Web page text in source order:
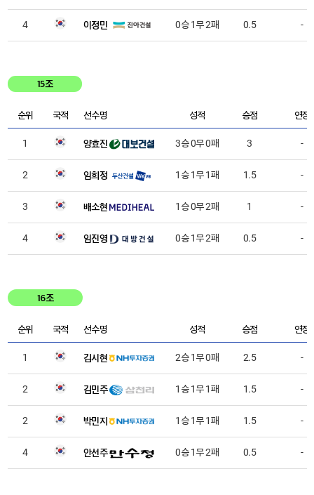
4 이정민 0승 1무 2패 0.5 -
15조
순위 국적 선수명 성적 승점 연장
1 양효진 3승 0무 0패 3 -
2 임희정 1승 1무 1패 1.5 -
3 배소현 1승 0무 2패 1 -
4 임진영 0승 1무 2패 0.5 -
16조
순위 국적 선수명 성적 승점 연장
1 김시현 2승 1무 0패 2.5 -
2 김민주 1승 1무 1패 1.5 -
2 박민지 1승 1무 1패 1.5 -
4 안선주 0승 1무 2패 0.5 -